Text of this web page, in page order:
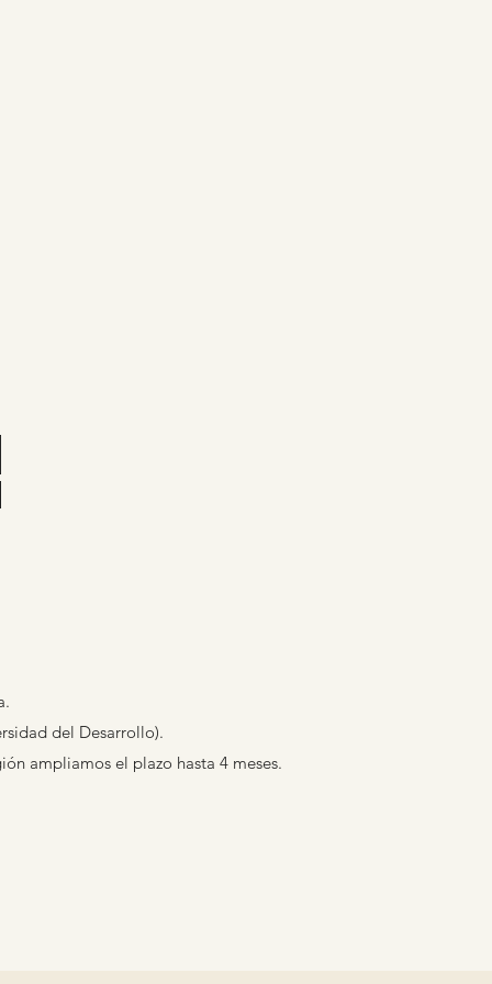
del Desarrollo).
ampliamos el plazo hasta 4 meses.